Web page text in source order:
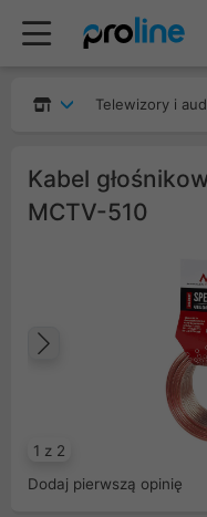
Telewizory i
Kabel
MCTV-510
1 z 2
Poprzedni
Dodaj pierwszą opinię